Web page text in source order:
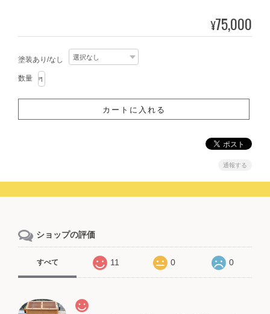
¥75,000
塗装あり/なし
数量
通報する
ショップの評価
すべて 11 0 0